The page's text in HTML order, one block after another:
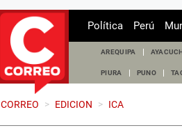
Política Perú
AREQUIPA
PIURA PUNO
CORREO > EDICION > ICA